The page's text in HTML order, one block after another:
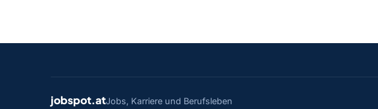
jobspot.atJobs, Karriere und Berufsleben